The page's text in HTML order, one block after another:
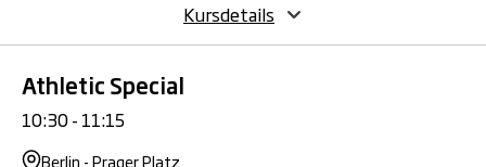
Kursdetails
Athletic Special
10:30 - 11:15
Berlin - Prager Platz